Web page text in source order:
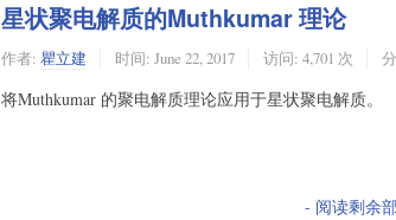
星状聚电解质的Muthkumar 理论
作者: 瞿立建 时间: June 22, 2017 访问: 4,701 次
将Muthkumar 的聚电解质理论应用于星状聚电解质。
- 阅读剩余